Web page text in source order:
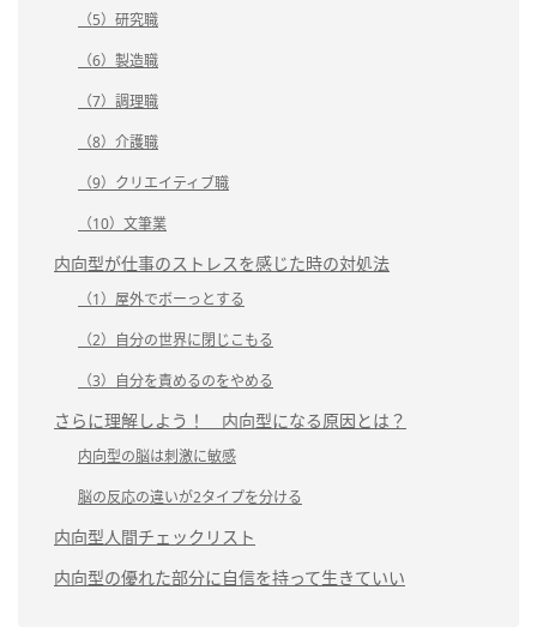
（5）研究職
（6）製造職
（7）調理職
（8）介護職
（9）クリエイティブ職
（10）文筆業
内向型が仕事のストレスを感じた時の対処法
（1）屋外でボーっとする
（2）自分の世界に閉じこもる
（3）自分を責めるのをやめる
さらに理解しよう！ 内向型になる原因とは？
内向型の脳は刺激に敏感
脳の反応の違いが2タイプを分ける
内向型人間チェックリスト
内向型の優れた部分に自信を持って生きていい